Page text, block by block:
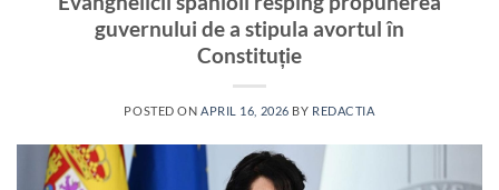
guvernului de a stipula avortul în
Constituție
POSTED ONAPRIL 16, 2026 BY REDACTIA